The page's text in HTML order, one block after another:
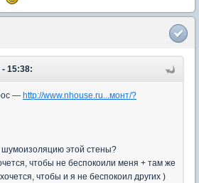
15:38:
— http://www.nhouse.ru...монт/?
этой стены?
чтобы не беспокоили меня + там же
чтобы и я не беспокоил других )